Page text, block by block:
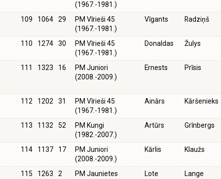
(1967.-1981.)
109 1064 29
PM Vīrieši 45
(1967.-1981.)
Vīgants Radziņš
110 1274 30
PM Vīrieši 45
(1967.-1981.)
Donaldas Žulys
111 1323 16
PM Juniori
(2008.-2009.)
Ernests Prīsis
112 1202 31
PM Vīrieši 45
(1967.-1981.)
Ainārs Kāršenieks
113 1132 52
PM Kungi
(1982.-2007.)
Artūrs Grīnbergs
114 1137 17
PM Juniori
(2008.-2009.)
Kārlis Klaužs
115 1263 2
PM Jaunietes
Lote Lange